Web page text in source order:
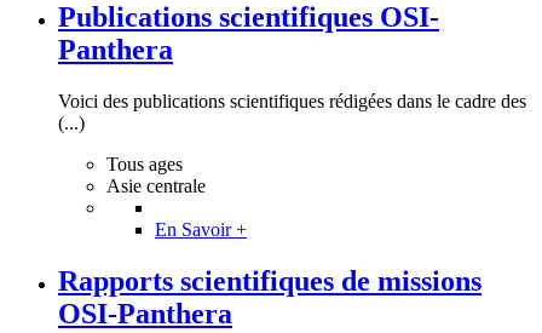
Publications scientifiques OSI-
Panthera
Voici des publications scientifiques rédigées dans le cadre des
(...)
Tous ages
Asie centrale
En Savoir +
Rapports scientifiques de missions
OSI-Panthera